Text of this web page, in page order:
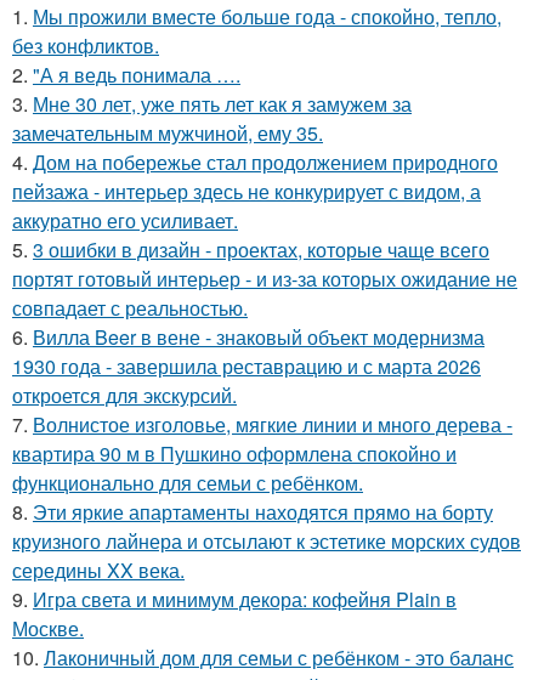
1. Мы прожили вместе больше года - спокойно, тепло,
без конфликтов.
2. "А я ведь понимала ….
3. Мне 30 лет, уже пять лет как я замужем за
замечательным мужчиной, ему 35.
4. Дом на побережье стал продолжением природного
пейзажа - интерьер здесь не конкурирует с видом, а
аккуратно его усиливает.
5. 3 ошибки в дизайн - проектах, которые чаще всего
портят готовый интерьер - и из-за которых ожидание не
совпадает с реальностью.
6. Вилла Beer в вене - знаковый объект модернизма
1930 года - завершила реставрацию и с марта 2026
откроется для экскурсий.
7. Волнистое изголовье, мягкие линии и много дерева -
квартира 90 м в Пушкино оформлена спокойно и
функционально для семьи с ребёнком.
8. Эти яркие апартаменты находятся прямо на борту
круизного лайнера и отсылают к эстетике морских судов
середины XX века.
9. Игра света и минимум декора: кофейня Plain в
Москве.
10. Лаконичный дом для семьи с ребёнком - это баланс